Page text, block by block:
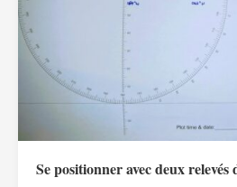
Se positionner avec deux relevés